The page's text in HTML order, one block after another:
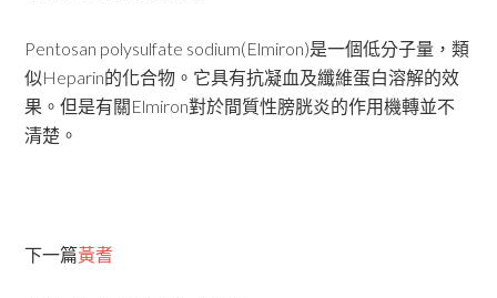
Pentosan polysulfate sodium(Elmiron)是一個低分子量，類
似Heparin的化合物。它具有抗凝血及纖維蛋白溶解的效
果。但是有關Elmiron對於間質性膀胱炎的作用機轉並不
清楚。
下一篇黃耆